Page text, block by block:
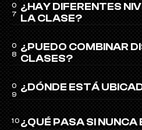
0
7
¿HAY DIFERENTES
LA CLASE?
0
8
¿PUEDO COMBINAR
CLASES?
0
9
¿DÓNDE ESTÁ
10 ¿QUÉ PASA SI NUNCA